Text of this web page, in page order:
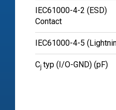
IEC61000-4-2 (ESD)
Contact
IEC61000-4-5
Cj typ (I/O-GND) (pF)